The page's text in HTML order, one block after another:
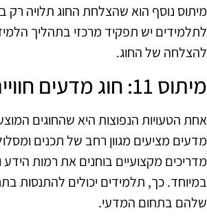
מיתוס נוסף הוא שהצלחת החוג תלויה רק
לתלמידים יש תפקיד מרכזי בתהליך
להצלחה של החוג.
מיתוס 11: חוג מדעים חווייתי לא ניתן להתאים לצרכים אישיים
אחת הטעויות הנפוצות היא שהחוגים
מדעים מציעים מגוון רחב של תכנים
מדריכים מקצועיים בוחנים את רמות
במיוחד. כך, תלמידים יכולים להתנסות
שלהם בתחום המדעי.